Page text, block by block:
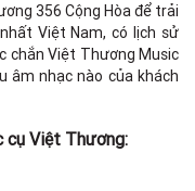
356 Cộng Hòa để trải
Việt Nam, có lịch sử
chắn Việt Thương Music
âm nhạc nào của khách
cụ Việt Thương: